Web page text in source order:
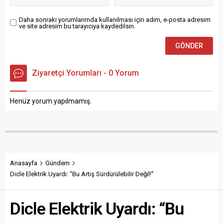
Daha sonraki yorumlarımda kullanılması için adım, e-posta adresim
ve site adresim bu tarayıcıya kaydedilsin.
Ziyaretçi Yorumları - 0 Yorum
Henüz yorum yapılmamış.
Anasayfa
Gündem
Dicle Elektrik Uyardı: “Bu Artış Sürdürülebilir Değil!”
Dicle Elektrik Uyardı: “Bu